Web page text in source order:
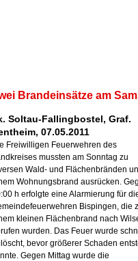
Brandeinsätze am
Soltau-Fallingbostel, Graf.
07.05.2011
Freiwilligen Feuerwehren des
mussten am Sonntag zu
Wald- und Flächenbränden
Wohnungsbrand ausrücken.
h erfolgte eine Alarmierung für
Bispingen, die
kleinen Flächenbrand nach
wurden. Das Feuer wurde
bevor größerer Schaden
Gegen Mittag wurde die